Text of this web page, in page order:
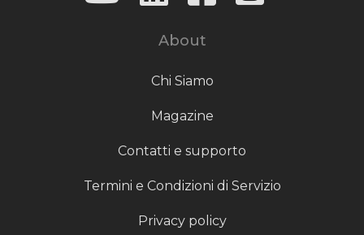
About
Chi Siamo
Magazine
Contatti e supporto
Termini e Condizioni di Servizio
Privacy policy